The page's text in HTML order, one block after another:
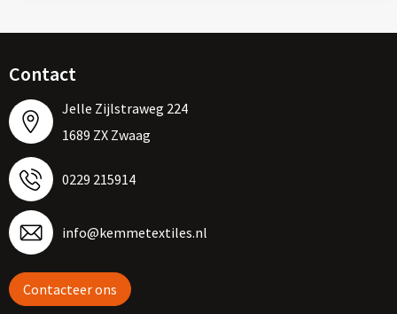
Contact
Jelle Zijlstraweg 224
1689 ZX Zwaag
0229 215914
info@kemmetextiles.nl
Contacteer ons